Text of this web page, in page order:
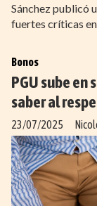
Sánchez publicó
fuertes críticas
PGU sube en
saber al
Bonos
23/07/2025